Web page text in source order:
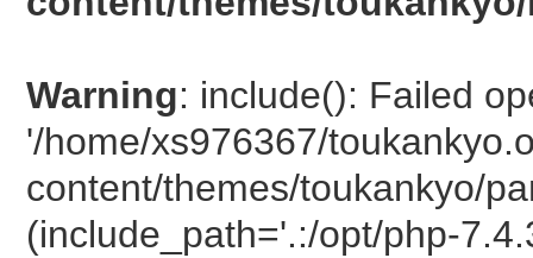
Warning: include(): Failed
'/home/xs976367/
content/themes/toukankyo/
(include_path='.:/opt/php-